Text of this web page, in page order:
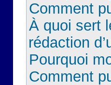
Comment
À quoi sert
rédaction
Pourquoi
Comment